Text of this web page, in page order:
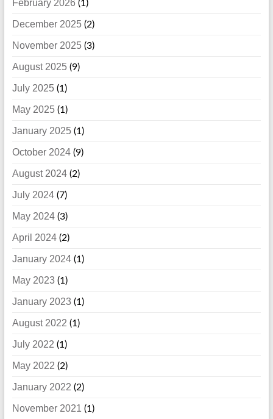
February 2026 (1)
December 2025(2)
November 2025(3)
August 2025(9)
July 2025(1)
May 2025(1)
January 2025(1)
October 2024(9)
August 2024(2)
July 2024(7)
May 2024(3)
April 2024(2)
January 2024(1)
May 2023 (1)
January 2023 (1)
August 2022 (1)
July 2022 (1)
May 2022 (2)
January 2022 (2)
November 2021 (1)